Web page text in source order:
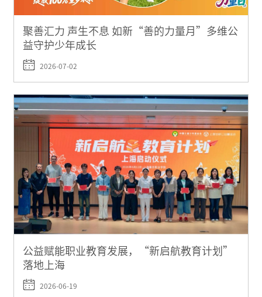
聚善汇力 声生不息 如新“善的力量月”多维公
益守护少年成长
2026-07-02
公益赋能职业教育发展，“新启航教育计划”
落地上海
2026-06-19